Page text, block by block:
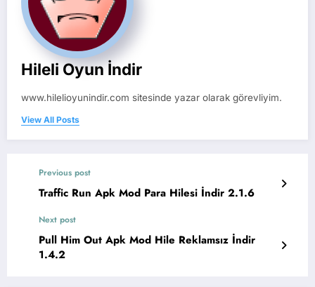
Hileli Oyun İndir
www.hilelioyunindir.com sitesinde yazar olarak görevliyim.
View All Posts
Previous post
Traffic Run Apk Mod Para Hilesi İndir 2.1.6
Next post
Pull Him Out Apk Mod Hile Reklamsız İndir
1.4.2